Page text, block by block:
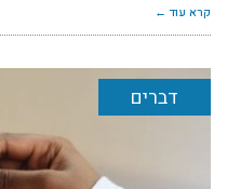
קרא עוד ←
דברים